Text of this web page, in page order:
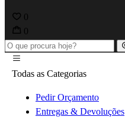
0
0
Todas as Categorias
Pedir Orçamento
Entregas & Devoluções